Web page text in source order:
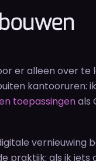
er alleen over
kantooruren:
toepassingenals
vernieuwing
praktijk: als ik